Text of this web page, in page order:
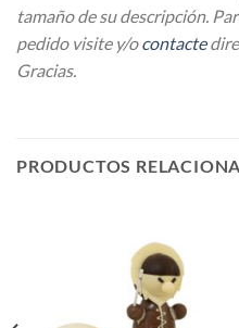
tamaño de su descripción.
pedido visite y/ocontacte
Gracias.
PRODUCTOS